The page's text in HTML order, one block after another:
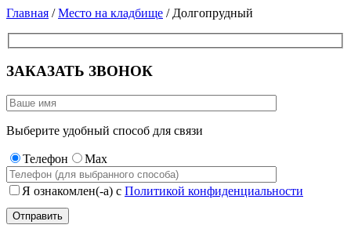
Главная /Место на кладбище / Долгопрудный
ЗАКАЗАТЬ ЗВОНОК
Выберите удобный способ для связи
Телефон Max
Я ознакомлен(-а) с Политикой конфиденциальности